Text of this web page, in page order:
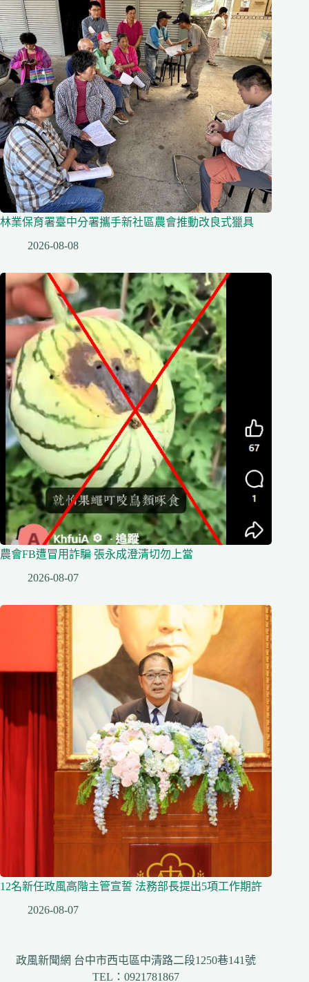
林業保育署臺中分署攜手新社區農會推動改良式獵具
2026-08-08
農會FB遭冒用詐騙 張永成澄清切勿上當
2026-08-07
12名新任政風高階主管宣誓 法務部長提出5項工作期許
2026-08-07
政風新聞網 台中市西屯區中清路二段1250巷141號
TEL：0921781867